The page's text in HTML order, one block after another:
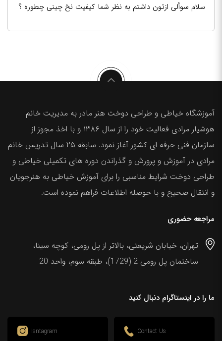
سلام سوألی ازتون داشتم به نظر شما کیفیت نخ چینی چطوره ؟
آموزشگاه خیاطی و طراحی دوخت هنر مادر به مدیریت خانم
هوشیار مرادی فعالیت خود را از سال ۱۳۸۶ و با اخذ مجوز از
سازمان فنی حرفه ای کشور آغاز نمود. سابقه ۲۵ سال تدریس خانم
مرادی در آموزش و پرورش و گذراندن دوره های تکمیلی خیاطی و
طراحی دوخت شرایط مناسبی را برای آموزش خیاطی به هنرجویان
و انتقال صحیح و با حوصله اطلاعات فراهم نموده است.
مراجعه حضوری
تهران، خیابان شریعتی، بالاتر از پل رومی، کوچه سینا،
ساختمان پل رومی 2 (1729)، طبقه سوم، واحد 20
ما را در اینستاگرام دنبال کنید
Contact Us
Isntagram